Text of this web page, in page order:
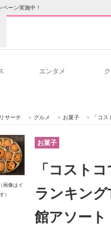
ーン実施中！
スと働き方のヒント
ジニア向け専門サイト
エンタメ
リサーチ > グルメ > お菓子 > 「コス
画像はイ
）
お菓子
「コスト
ランキン
館アソート